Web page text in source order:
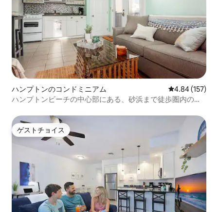
ハンプトンのコンドミニアム レビュー157
4.84 (157)
ハンプトンビーチの中心部にある、砂浜まで徒歩圏内の寝
ゲストチョイス
ゲストチョイス